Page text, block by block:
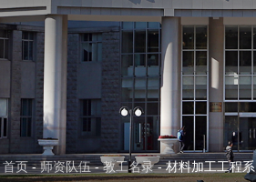
首页-师资队伍-教工名录- 材料加工工程系